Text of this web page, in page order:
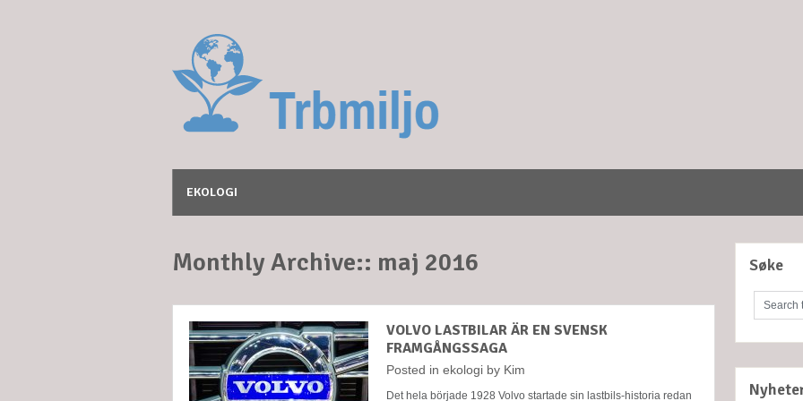
EKOLOGI
Monthly Archive:: maj 2016
VOLVO LASTBILAR ÄR EN SVENSK
FRAMGÅNGSSAGA
Posted inekologi by Kim
Det hela började 1928 Volvo startade sin lastbils-historia redan
Søke